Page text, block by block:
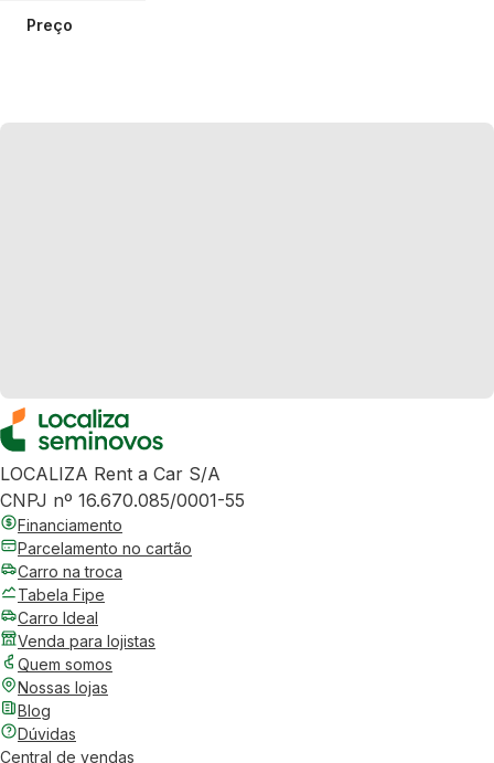
Preço
LOCALIZA Rent a Car S/A
CNPJ nº 16.670.085/0001-55
Financiamento
Parcelamento no cartão
Carro na troca
Tabela Fipe
Carro Ideal
Venda para lojistas
Quem somos
Nossas lojas
Blog
Dúvidas
Central de vendas